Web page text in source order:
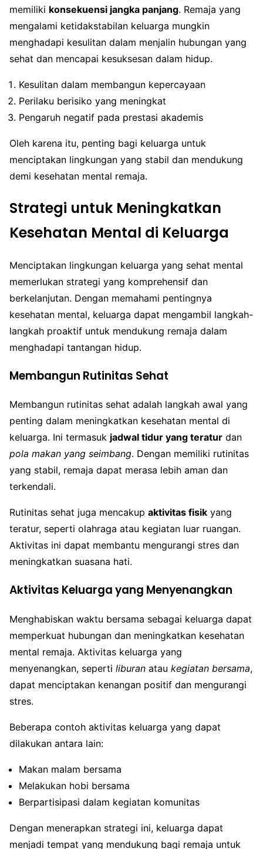
memiliki konsekuensi jangka panjang. Remaja yang
mengalami ketidakstabilan keluarga mungkin
menghadapi kesulitan dalam menjalin hubungan yang
sehat dan mencapai kesuksesan dalam hidup.
Kesulitan dalam membangun kepercayaan
Perilaku berisiko yang meningkat
Pengaruh negatif pada prestasi akademis
Oleh karena itu, penting bagi keluarga untuk
menciptakan lingkungan yang stabil dan mendukung
demi kesehatan mental remaja.
Strategi untuk Meningkatkan
Kesehatan Mental di Keluarga
Menciptakan lingkungan keluarga yang sehat mental
memerlukan strategi yang komprehensif dan
berkelanjutan. Dengan memahami pentingnya
kesehatan mental, keluarga dapat mengambil langkah-
langkah proaktif untuk mendukung remaja dalam
menghadapi tantangan hidup.
Membangun Rutinitas Sehat
Membangun rutinitas sehat adalah langkah awal yang
penting dalam meningkatkan kesehatan mental di
keluarga. Ini termasuk jadwal tidur yang teratur dan
pola makan yang seimbang. Dengan memiliki rutinitas
yang stabil, remaja dapat merasa lebih aman dan
terkendali.
Rutinitas sehat juga mencakup aktivitas fisik yang
teratur, seperti olahraga atau kegiatan luar ruangan.
Aktivitas ini dapat membantu mengurangi stres dan
meningkatkan suasana hati.
Aktivitas Keluarga yang Menyenangkan
Menghabiskan waktu bersama sebagai keluarga dapat
memperkuat hubungan dan meningkatkan kesehatan
mental remaja. Aktivitas keluarga yang
menyenangkan, seperti liburan atau kegiatan bersama,
dapat menciptakan kenangan positif dan mengurangi
stres.
Beberapa contoh aktivitas keluarga yang dapat
dilakukan antara lain:
Makan malam bersama
Melakukan hobi bersama
Berpartisipasi dalam kegiatan komunitas
Dengan menerapkan strategi ini, keluarga dapat
menjadi tempat yang mendukung bagi remaja untuk